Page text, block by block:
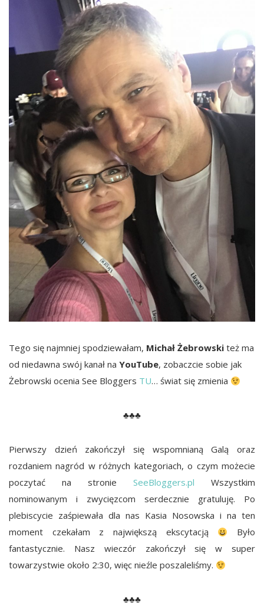
Tego się najmniej spodziewałam, Michał Żebrowski też ma
od niedawna swój kanał na YouTube, zobaczcie sobie jak
Żebrowski ocenia See Bloggers TU… świat się zmienia
♣♣♣
Pierwszy dzień zakończył się wspomnianą Galą oraz
rozdaniem nagród w różnych kategoriach, o czym możecie
poczytać na stronie SeeBloggers.pl Wszystkim
nominowanym i zwycięzcom serdecznie gratuluję. Po
plebiscycie zaśpiewała dla nas Kasia Nosowska i na ten
moment czekałam z największą ekscytacją
Było
fantastycznie. Nasz wieczór zakończył się w super
towarzystwie około 2:30, więc nieźle poszaleliśmy.
♣♣♣